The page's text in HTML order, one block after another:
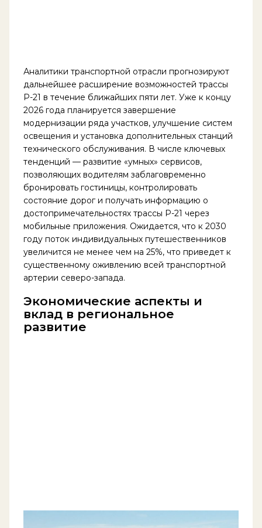
Аналитики транспортной отрасли прогнозируют
дальнейшее расширение возможностей трассы
Р-21 в течение ближайших пяти лет. Уже к концу
2026 года планируется завершение
модернизации ряда участков, улучшение систем
освещения и установка дополнительных станций
технического обслуживания. В числе ключевых
тенденций — развитие «умных» сервисов,
позволяющих водителям заблаговременно
бронировать гостиницы, контролировать
состояние дорог и получать информацию о
достопримечательностях трассы Р-21 через
мобильные приложения. Ожидается, что к 2030
году поток индивидуальных путешественников
увеличится не менее чем на 25%, что приведет к
существенному оживлению всей транспортной
артерии северо-запада.
Экономические аспекты и
вклад в региональное
развитие